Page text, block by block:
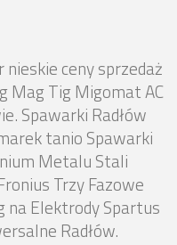
nieskie ceny sprzedaż
Mag Tig Migomat AC
Spawarki Radłów
tanio Spawarki
Metalu Stali
Trzy Fazowe
na Elektrody Spartus
Radłów.